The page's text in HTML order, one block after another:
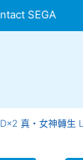
D×2 真・女神轉生